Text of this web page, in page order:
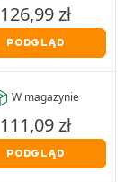
126,99zł
PODGLĄD
W magazynie
111,09zł
PODGLĄD